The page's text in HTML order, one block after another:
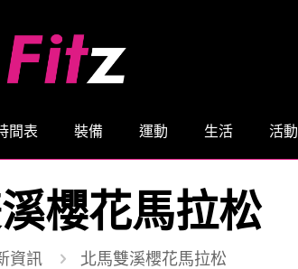
間表 裝備 運動 生活 活動
櫻花馬拉松
資訊 北馬雙溪櫻花馬拉松